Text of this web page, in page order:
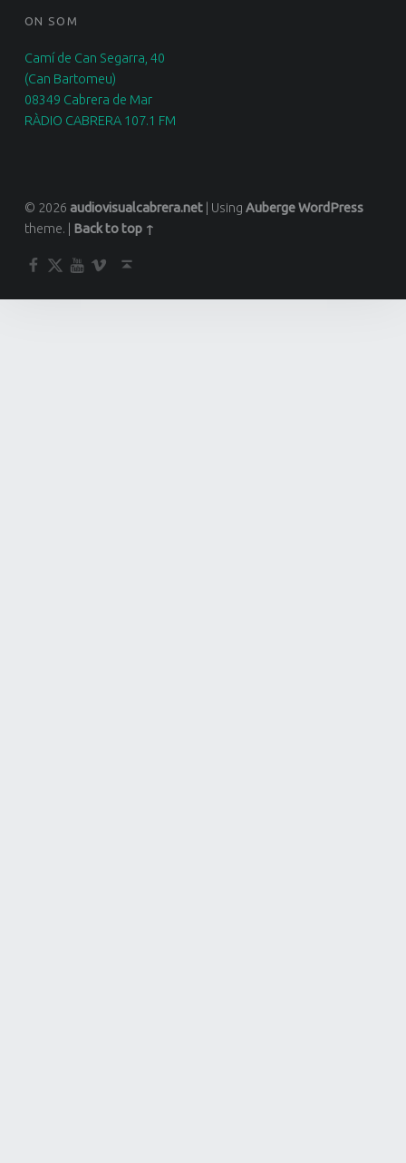
ON SOM
Camí de Can Segarra, 40
(Can Bartomeu)
08349 Cabrera de Mar
RÀDIO CABRERA 107.1 FM
© 2026 audiovisualcabrera.net Using AubergeWordPress
theme.
Back to top ↑
Facebook
TwitterYouTube
Vimeo